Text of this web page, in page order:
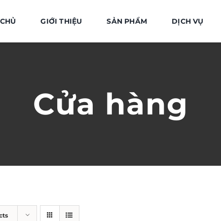
GIỚI THIỆU SẢN PHẨM DỊCH VỤ
Cửa hàng